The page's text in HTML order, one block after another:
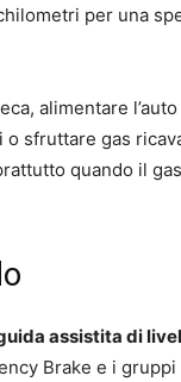
per una
alimentare
sfruttare gas
quando il
assistita di
Brake e i